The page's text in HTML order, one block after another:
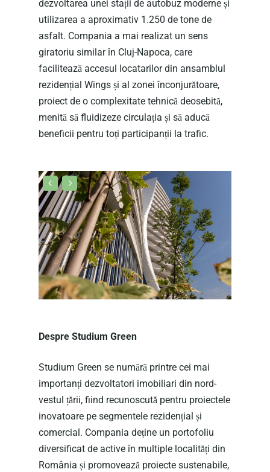
dezvoltarea unei stații de autobuz moderne și
utilizarea a aproximativ 1.250 de tone de
asfalt. Compania a mai realizat un sens
giratoriu similar în Cluj-Napoca, care
facilitează accesul locatarilor din ansamblul
rezidențial Wings și al zonei înconjurătoare,
proiect de o complexitate tehnică deosebită,
menită să fluidizeze circulația și să aducă
beneficii pentru toți participanții la trafic.
Despre Studium Green
Studium Green se numără printre cei mai
importanți dezvoltatori imobiliari din nord-
vestul țării, fiind recunoscută pentru proiectele
inovatoare pe segmentele rezidențial și
comercial. Compania deține un portofoliu
diversificat de active în multiple localități din
România și promovează proiecte sustenabile,
CINE SUNTEM NOI?
NOI IN MEDIA
PROIECTE IN
WINGS
PROGRES
WEST SIDE PARK
APARTAMENTE
SEASONS
APARTAMENTE
PROGRES
ALTE PROIECTE
CIMITIR CLUJ
PROGRES
PROGRAMEAZĂ
ÎNTÂLNIRE
Română
English